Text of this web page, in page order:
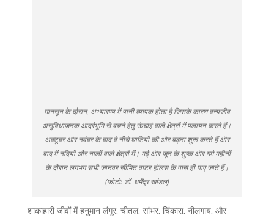
मानसून के दौरान, अभ्यारण्य में पानी व्यापक होता है जिसके कारण वन्यजीव
असुविधाजनक आर्द्रभूमि से बचने हेतु ऊंचाई वाले क्षेत्रों में पलायन करते हैं।
अक्टूबर और नवंबर के बाद वे नीचे घाटियों की ओर बढ़ना शुरू करते हैं और
बाद में नदियों और नालों वाले क्षेत्रों में। मई और जून के शुष्क और गर्म महीनों
के दौरान लगभग सभी जानवर सीमित वाटर हॉलस के पास ही पाए जाते हैं।
(फोटो: डॉ. धर्मेंद्र खांडल)
शाकाहारी जीवों में हनुमान लंगूर, चीतल, सांभर, चिंकारा, नीलगाय, और